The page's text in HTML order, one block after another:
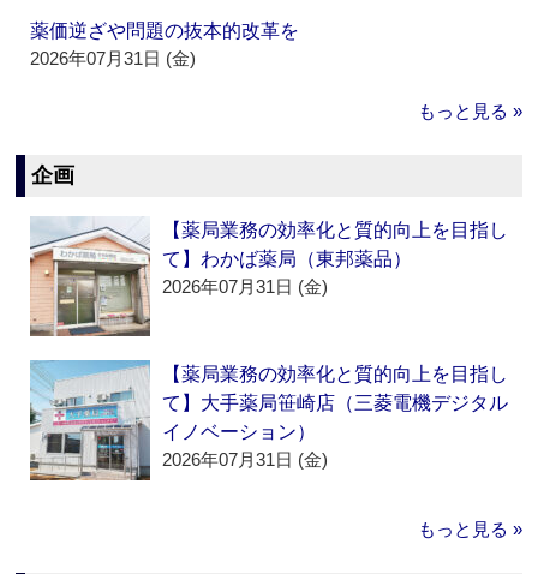
薬価逆ざや問題の抜本的改革を
2026年07月31日 (金)
もっと見る »
企画
【薬局業務の効率化と質的向上を目指し
て】わかば薬局（東邦薬品）
2026年07月31日 (金)
【薬局業務の効率化と質的向上を目指し
て】大手薬局笹崎店（三菱電機デジタル
イノベーション）
2026年07月31日 (金)
もっと見る »